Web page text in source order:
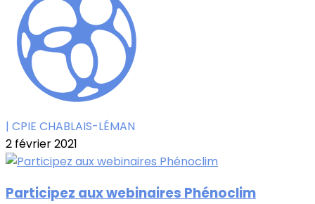
| CPIE CHABLAIS-LÉMAN
2 février 2021
Participez aux webinaires Phénoclim